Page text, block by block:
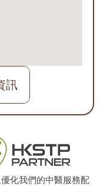
訊
化我們的中醫服務配